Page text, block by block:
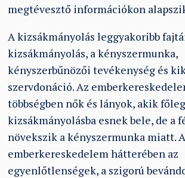
megtévesztő információkon
A kizsákmányolás leggyakoribb
kizsákmányolás, a kényszermunka,
kényszerbűnözői tevékenység és
szervdonáció. Az
többségben nők és lányok, akik
kizsákmányolásba esnek bele, de a
növekszik a kényszermunka miatt.
emberkereskedelem hátterében az
egyenlőtlenségek, a szigorú